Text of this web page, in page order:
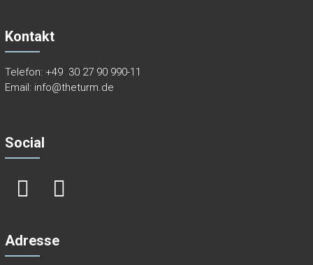
Kontakt
Telefon: +49 30 27 90 990-11
Email: info@theturm.de
Social
Adresse